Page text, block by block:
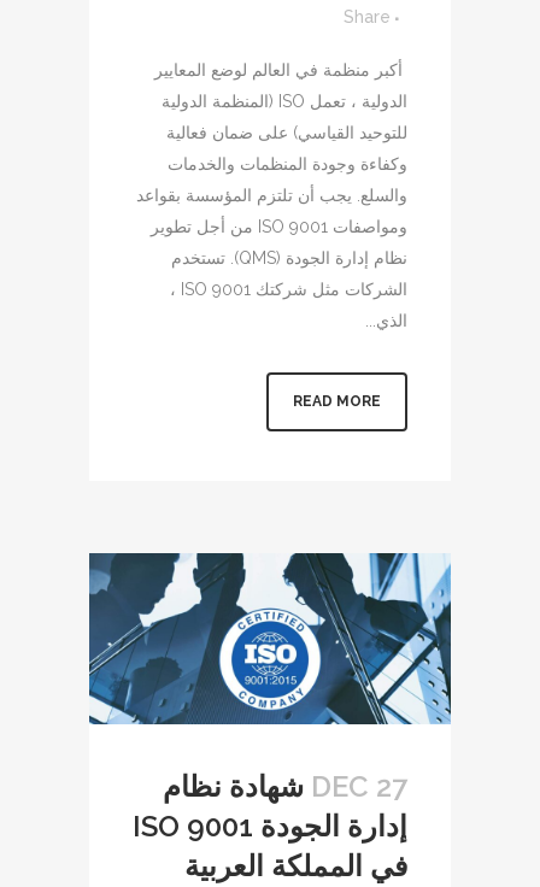
Share
أكبر منظمة في العالم لوضع المعايير
الدولية ، تعمل ISO (المنظمة الدولية
للتوحيد القياسي) على ضمان فعالية
وكفاءة وجودة المنظمات والخدمات
والسلع. يجب أن تلتزم المؤسسة بقواعد
ومواصفات ISO 9001 من أجل تطوير
نظام إدارة الجودة (QMS). تستخدم
الشركات مثل شركتك ISO 9001 ،
الذي...
READ MORE
27 DEC
شهادة نظام
إدارة الجودة ISO 9001
في المملكة العربية